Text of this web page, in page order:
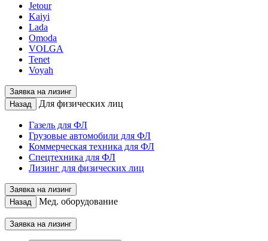
Jetour
Kaiyi
Lada
Omoda
VOLGA
Tenet
Voyah
Заявка на лизинг
Назад
Для физических лиц
Газель для ФЛ
Грузовые автомобили для ФЛ
Коммерческая техника для ФЛ
Спецтехника для ФЛ
Лизинг для физических лиц
Заявка на лизинг
Назад
Мед. оборудование
Заявка на лизинг